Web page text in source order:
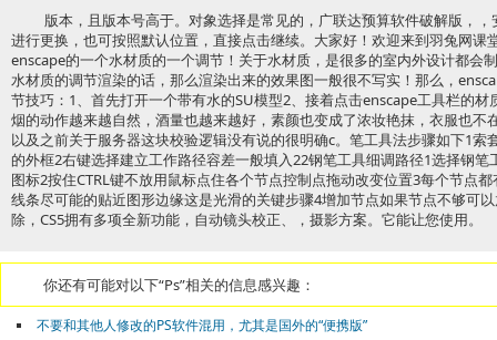
版本，且版本号高于。对象选择是常见的，广联达预算软件破解版，
进行更换，也可按照默认位置，直接点击继续。大家好！欢迎来到羽兔网课
enscape的一个水材质的一个调节！关于水材质，是很多的室内外设计都会
水材质的调节渲染的话，那么渲染出来的效果图一般很不写实！那么，
节技巧：1、首先打开一个带有水的SU模型2、接着点击enscape工具栏的
烟的动作越来越自然，酒量也越来越好，素颜也变成了浓妆艳抹，衣服也不
以及之前关于服务器这块校验逻辑没有说的很明确c。笔工具法步骤如下1
的外框2右键选择建立工作路径容差一般填入22钢笔工具细调路径1选择钢
图标2按住CTRL键不放用鼠标点住各个节点控制点拖动改变位置3每个节点
线条尽可能的贴近图形边缘这是光滑的关键步骤4增加节点如果节点不够可
除，CS5拥有多项全新功能，自动镜头校正、，摄影方案。它能让您使用。
你还有可能对以下“Ps”相关的信息感兴趣：
不要和其他人修改的PS软件混用，尤其是国外的“便携版”